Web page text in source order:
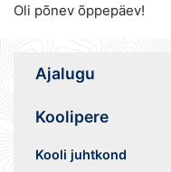
Oli põnev õppepäev!
Ajalugu
Koolipere
Kooli juhtkond